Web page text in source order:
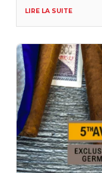
monde entier. Pierre-
grande migration
LIRE LA SUITE